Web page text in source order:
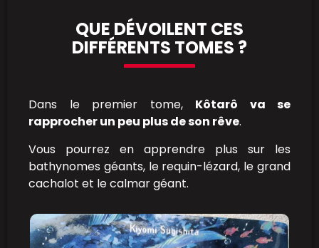
QUE DÉVOILENT CES
DIFFÉRENTS TOMES ?
Dans le premier tome, Kôtarô va se
rapprocher un peu plus de son rêve.
Vous pourrez en apprendre plus sur les
bathynomes géants, le requin-lézard, le grand
cachalot et le calmar géant.